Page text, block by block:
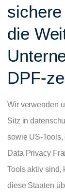
die
DPF-
Wir verwenden
Sitz in
sowie US-
Data Privacy
Tools aktiv sind,
diese Staaten